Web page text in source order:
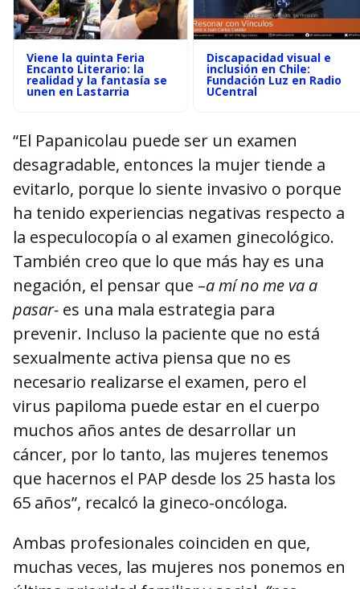
Viene la quinta Feria
Encanto Literario: la
realidad y la fantasía se
unen en Lastarria
Discapacidad visual e
inclusión en Chile:
Fundación Luz en Radio
UCentral
“El Papanicolau puede ser un examen
desagradable, entonces la mujer tiende a
evitarlo, porque lo siente invasivo o porque
ha tenido experiencias negativas respecto a
la especulocopía o al examen ginecológico.
También creo que lo que más hay es una
negación, el pensar que –a mí no me va a
pasar- es una mala estrategia para
prevenir. Incluso la paciente que no está
sexualmente activa piensa que no es
necesario realizarse el examen, pero el
virus papiloma puede estar en el cuerpo
muchos años antes de desarrollar un
cáncer, por lo tanto, las mujeres tenemos
que hacernos el PAP desde los 25 hasta los
65 años”, recalcó la gineco-oncóloga.
Ambas profesionales coinciden en que,
muchas veces, las mujeres nos ponemos en